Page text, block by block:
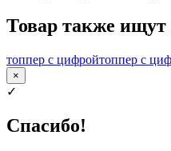
Товар также ищут
топпер с цифройтоппер с
×
✓
Спасибо!